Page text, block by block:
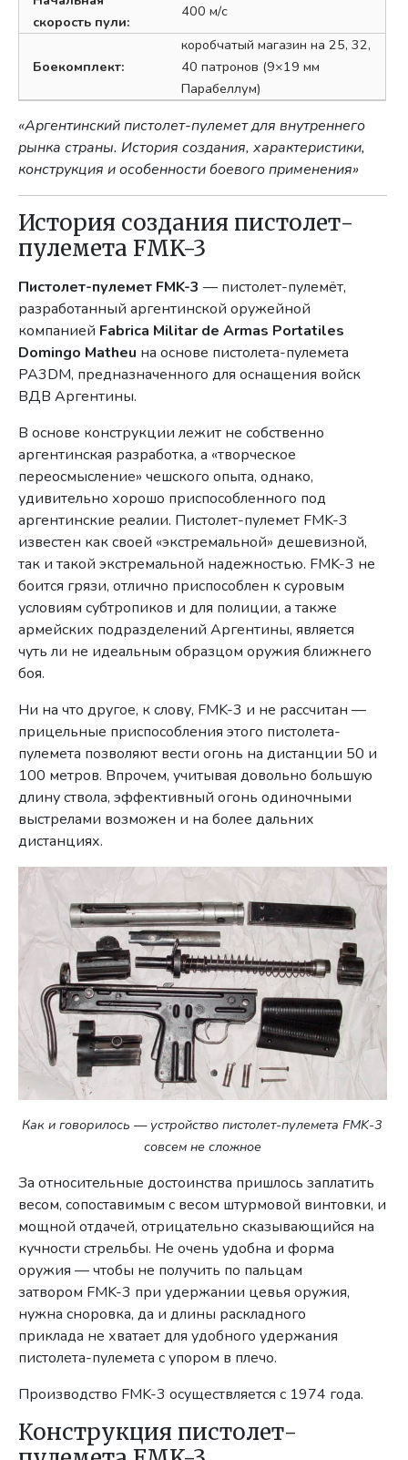
скорость пули:
400 м/с
Боекомплект:
коробчатый магазин на 25, 32,
40 патронов (9×19 мм
Парабеллум)
«Аргентинский пистолет-пулемет для внутреннего
рынка страны. История создания, характеристики,
конструкция и особенности боевого применения»
История создания пистолет-
пулемета FMK-3
Пистолет-пулемет FMK-3 — пистолет-пулемёт,
разработанный аргентинской оружейной
компанией Fabrica Militar de Armas Portatiles
Domingo Matheu на основе пистолета-пулемета
PA3DM, предназначенного для оснащения войск
ВДВ Аргентины.
В основе конструкции лежит не собственно
аргентинская разработка, а «творческое
переосмысление» чешского опыта, однако,
удивительно хорошо приспособленного под
аргентинские реалии. Пистолет-пулемет FMK-3
известен как своей «экстремальной» дешевизной,
так и такой экстремальной надежностью. FMK-3 не
боится грязи, отлично приспособлен к суровым
условиям субтропиков и для полиции, а также
армейских подразделений Аргентины, является
чуть ли не идеальным образцом оружия ближнего
боя.
Ни на что другое, к слову, FMK-3 и не рассчитан —
прицельные приспособления этого пистолета-
пулемета позволяют вести огонь на дистанции 50 и
100 метров. Впрочем, учитывая довольно большую
длину ствола, эффективный огонь одиночными
выстрелами возможен и на более дальних
дистанциях.
Как и говорилось — устройство пистолет-пулемета FMK-3
совсем не сложное
За относительные достоинства пришлось заплатить
весом, сопоставимым с весом штурмовой винтовки, и
мощной отдачей, отрицательно сказывающийся на
кучности стрельбы. Не очень удобна и форма
оружия — чтобы не получить по пальцам
затвором FMK-3 при удержании цевья оружия,
нужна сноровка, да и длины раскладного
приклада не хватает для удобного удержания
пистолета-пулемета с упором в плечо.
Производство FMK-3 осуществляется с 1974 года.
Конструкция пистолет-